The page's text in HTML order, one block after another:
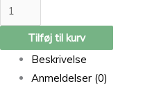
Tilføj til kurv
Beskrivelse
Anmeldelser (0)